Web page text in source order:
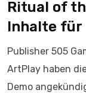
Ritual of
Inhalte für
Publisher 505
ArtPlay haben
Demo